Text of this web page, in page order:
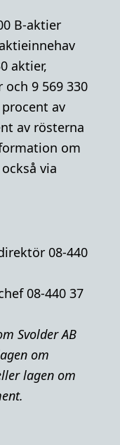
B-aktier
aktier,
9 569 330
av
av rösterna
om
via
08-440
08-440 37
Svolder AB
om
lagen om